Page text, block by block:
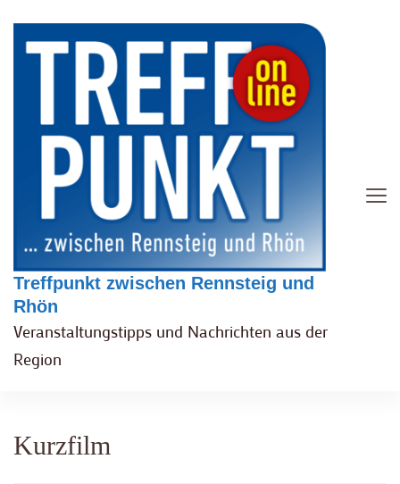
Treffpunkt zwischen Rennsteig und
Rhön
Veranstaltungstipps und Nachrichten aus der
Region
Kurzfilm